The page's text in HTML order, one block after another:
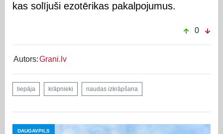
kas solījuši ezotērikas pakalpojumus.
0
Autors:Grani.lv
liepāja krāpnieki naudas izkrāpšana
DAUGAVPILS